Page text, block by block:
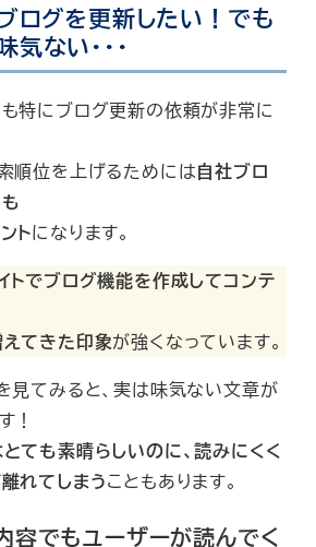
グを更新したい！でも
ない・・・
特にブログ更新の依頼が非常に
順位を上げるためには自社ブロ
トになります。
トでブログ機能を作成してコンテ
てきた印象が強くなっています。
見てみると、実は味気ない文章が
！
ても素晴らしいのに、読みにくく
れてしまうこともあります。
容でもユーザーが読んでく